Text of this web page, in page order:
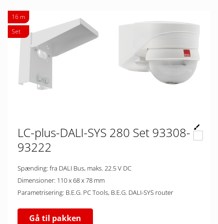
16 m
Set
LC-plus-DALI-SYS 280 Set 93308-
93222
Spænding: fra DALI Bus, maks. 22.5 V DC
Dimensioner: 110 x 68 x 78 mm
Parametrisering: B.E.G. PC Tools, B.E.G. DALI-SYS router
Gå til pakken